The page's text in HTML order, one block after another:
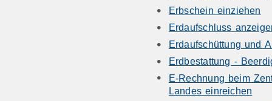
Erbschein einziehen
Erdaufschluss
Erdaufschüttung und
Erdbestattung -
E-Rechnung beim
Landes einreichen